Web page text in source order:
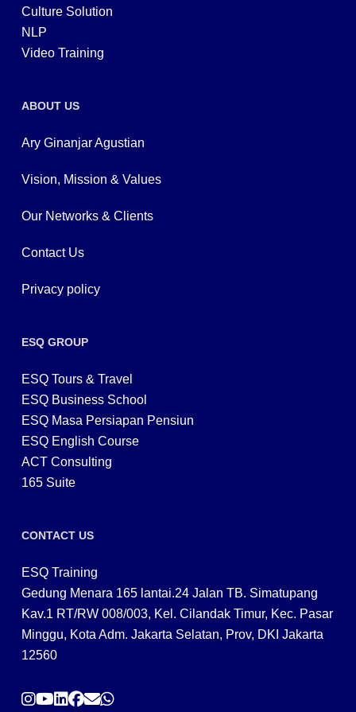
Culture Solution
NLP
Video Training
ABOUT US
Ary Ginanjar Agustian
Vision, Mission & Values
Our Networks & Clients
Contact Us
Privacy policy
ESQ GROUP
ESQ Tours & Travel
ESQ Business School
ESQ Masa Persiapan Pensiun
ESQ English Course
ACT Consulting
165 Suite
CONTACT US
ESQ Training
Gedung Menara 165 lantai.24 Jalan TB. Simatupang
Kav.1 RT/RW 008/003, Kel. Cilandak Timur, Kec. Pasar
Minggu, Kota Adm. Jakarta Selatan, Prov, DKI Jakarta
12560